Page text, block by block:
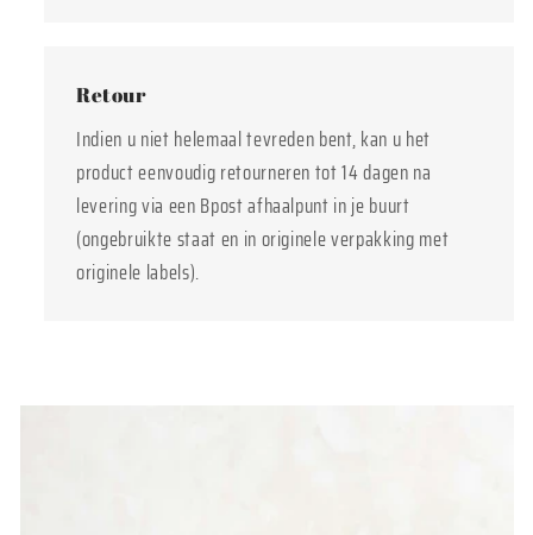
Retour
Indien u niet helemaal tevreden bent, kan u het
product eenvoudig retourneren tot 14 dagen na
levering via een Bpost afhaalpunt in je buurt
(ongebruikte staat en in originele verpakking met
originele labels).